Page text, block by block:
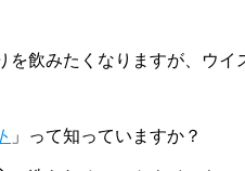
飲みたくなりますが、ウイ
」って知っていますか？